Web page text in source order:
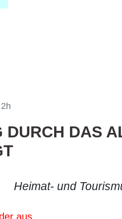
2h
DURCH DAS
Heimat- und
aus.